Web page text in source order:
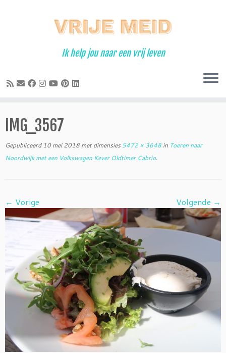
Ik help jou naar een vrij leven
IMG_3567
Gepubliceerd 10 mei 2018 met dimensies 5472 × 3648 in Toeren naar
Noordwijk met een Volkswagen Kever Oldtimer Cabrio.
← Vorige Volgende →